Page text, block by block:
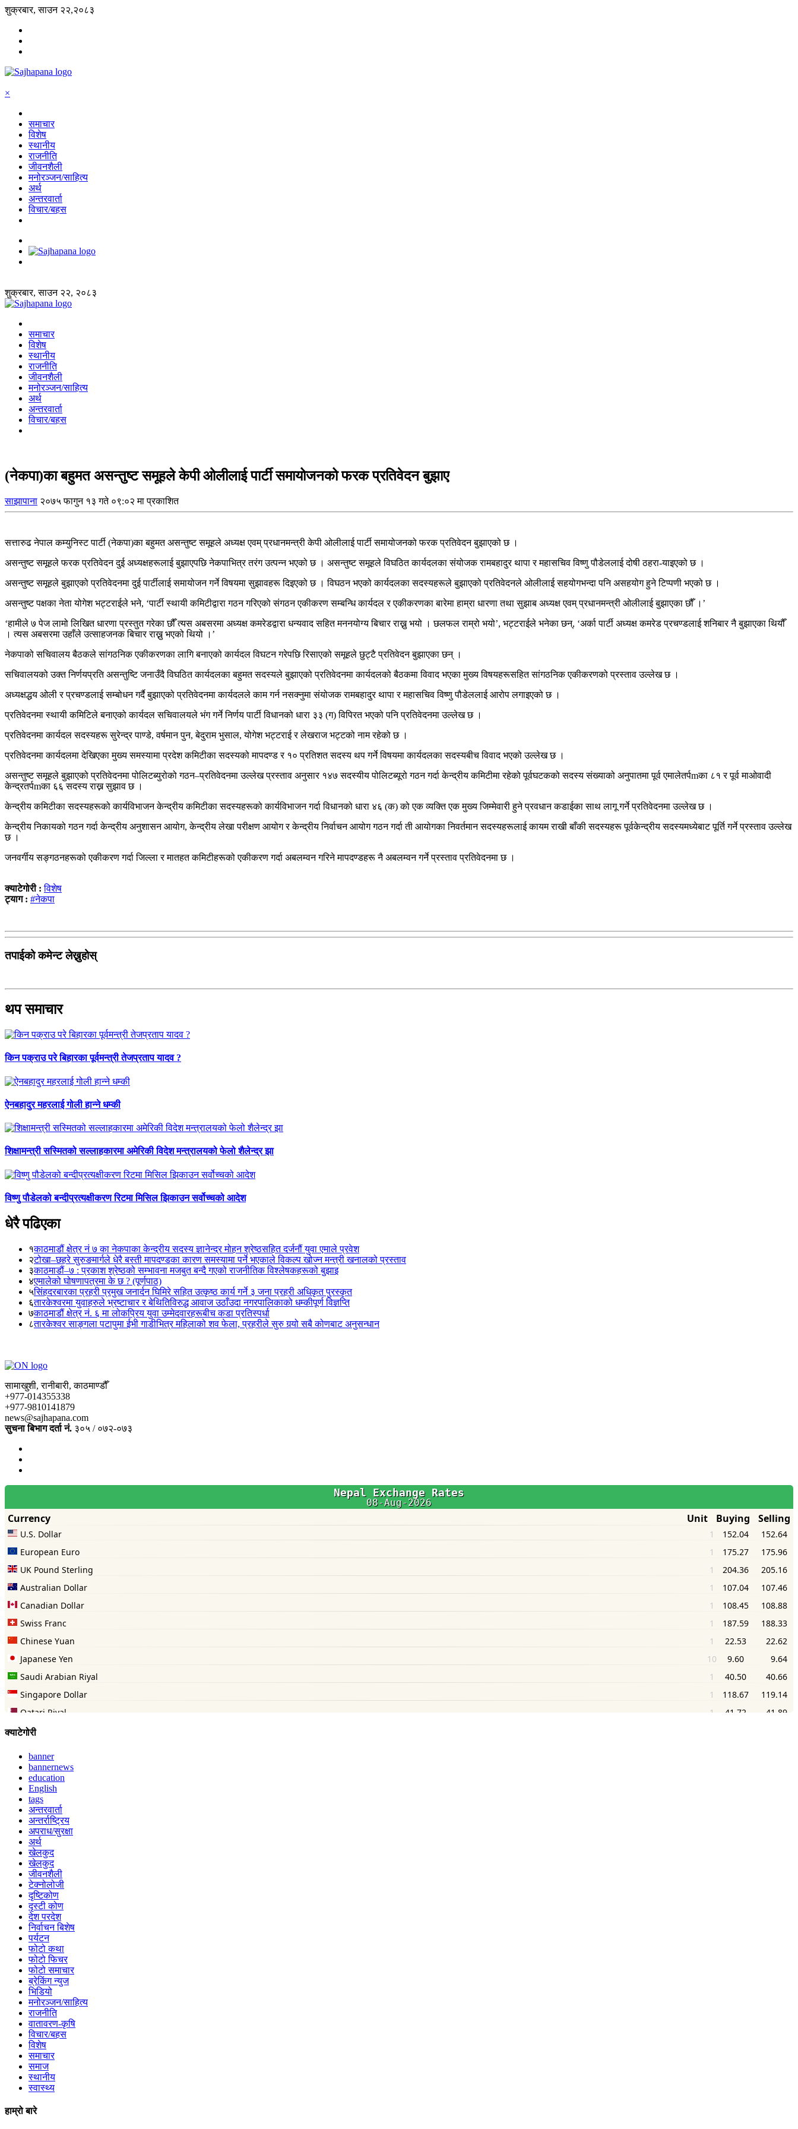
शुक्रबार, साउन २२,२०८३
×
समाचार
विशेष
स्थानीय
राजनीति
जीवनशैली
मनोरञ्जन/साहित्य
अर्थ
अन्तरवार्ता
विचार/बहस
शुक्रबार, साउन २२, २०८३
समाचार
विशेष
स्थानीय
राजनीति
जीवनशैली
मनोरञ्जन/साहित्य
अर्थ
अन्तरवार्ता
विचार/बहस
(नेकपा)का बहुमत असन्तुष्ट समूहले केपी ओलीलाई पार्टी समायोजनको फरक प्रतिवेदन बुझाए
साझापाना २०७५ फागुन १३ गते ०९:०२ मा प्रकाशित
सत्तारुढ नेपाल कम्युनिस्ट पार्टी (नेकपा)का बहुमत असन्तुष्ट समूहले अध्यक्ष एवम् प्रधानमन्त्री केपी ओलीलाई पार्टी समायोजनको फरक प्रतिवेदन बुझाएको छ ।
असन्तुष्ट समूहले फरक प्रतिवेदन दुई अध्यक्षहरूलाई बुझाएपछि नेकपाभित्र तरंग उत्पन्न भएको छ । असन्तुष्ट समूहले विघठित कार्यदलका संयोजक रामबहादुर थापा र महासचिव विष्णु पौडेललाई दोषी ठहरा-याइएको छ ।
असन्तुष्ट समूहले बुझाएको प्रतिवेदनमा दुई पार्टीलाई समायोजन गर्ने विषयमा सुझावहरू दिइएको छ । विघठन भएको कार्यदलका सदस्यहरूले बुझाएको प्रतिवेदनले ओलीलाई सहयोगभन्दा पनि असहयोग हुने टिप्पणी भएको छ ।
असन्तुष्ट पक्षका नेता योगेश भट्टराईले भने, ‘पार्टी स्थायी कमिटीद्वारा गठन गरिएको संगठन एकीकरण सम्बन्धि कार्यदल र एकीकरणका बारेमा हाम्रा धारणा तथा सुझाब अध्यक्ष एवम् प्रधानमन्त्री ओलीलाई बुझाएका छौँ ।’
‘हामीले ७ पेज लामो लिखित धारणा प्रस्तुत गरेका छौँ त्यस अबसरमा अध्यक्ष कमरेडद्वारा धन्यवाद सहित मननयोग्य बिचार राख्नु भयो । छलफल राम्रो भयो’, भट्टराईले भनेका छन्, ‘अर्का पार्टी अध्यक्ष कमरेड प्रचण्डलाई शनिबार नै बुझाएका थियौँ
। त्यस अबसरमा उहाँले उत्साहजनक बिचार राख्नु भएको थियो ।’
नेकपाको सचिवालय बैठकले सांगठनिक एकीकरणका लागि बनाएको कार्यदल विघटन गरेपछि रिसाएको समूहले छुट्टै प्रतिवेदन बुझाएका छन् ।
सचिवालयको उक्त निर्णयप्रति असन्तुष्टि जनाउँदै विघठित कार्यदलका बहुमत सदस्यले बुझाएको प्रतिवेदनमा कार्यदलको बैठकमा विवाद भएका मुख्य विषयहरूसहित सांगठनिक एकीकरणको प्रस्ताव उल्लेख छ ।
अध्यक्षद्धय ओली र प्रचण्डलाई सम्बोधन गर्दै बुझाएको प्रतिवेदनमा कार्यदलले काम गर्न नसक्नुमा संयोजक रामबहादुर थापा र महासचिव विष्णु पौडेललाई आरोप लगाइएको छ ।
प्रतिवेदनमा स्थायी कमिटिले बनाएको कार्यदल सचिवालयले भंग गर्ने निर्णय पार्टी विधानको धारा ३३ (ग) विपिरत भएको पनि प्रतिवेदनमा उल्लेख छ ।
प्रतिवेदनमा कार्यदल सदस्यहरू सुरेन्द्र पाण्डे, वर्षमान पुन, बेदुराम भुसाल, योगेश भट्टराई र लेखराज भट्टको नाम रहेको छ ।
प्रतिवेदनमा कार्यदलमा देखिएका मुख्य समस्यामा प्रदेश कमिटीका सदस्यको मापदण्ड र १० प्रतिशत सदस्य थप गर्ने विषयमा कार्यदलका सदस्यबीच विवाद भएको उल्लेख छ ।
असन्तुष्ट समूहले बुझाएको प्रतिवेदनमा पोलिटब्युरोको गठन–प्रतिवेदनमा उल्लेख प्रस्ताव अनुसार १४७ सदस्यीय पोलिटब्यूरो गठन गर्दा केन्द्रीय कमिटीमा रहेको पूर्वघटकको सदस्य संख्याको अनुपातमा पूर्व एमालेतर्पmका ८१ र पूर्व माओवादी
केन्द्रतर्पmका ६६ सदस्य राख्न सुझाव छ ।
केन्द्रीय कमिटीका सदस्यहरूको कार्यविभाजन केन्द्रीय कमिटीका सदस्यहरूको कार्यविभाजन गर्दा विधानको धारा ४६ (क) को एक व्यक्ति एक मुख्य जिम्मेवारी हुने प्रवधान कडाईका साथ लागू गर्ने प्रतिवेदनमा उल्लेख छ ।
केन्द्रीय निकायको गठन गर्दा केन्द्रीय अनुशासन आयोग, केन्द्रीय लेखा परीक्षण आयोग र केन्द्रीय निर्वाचन आयोग गठन गर्दा ती आयोगका निवर्तमान सदस्यहरूलाई कायम राखी बाँकी सदस्यहरू पूर्वकेन्द्रीय सदस्यमध्येबाट पूर्ति गर्ने प्रस्ताव उल्लेख
छ ।
जनवर्गीय सङ्गठनहरूको एकीकरण गर्दा जिल्ला र मातहत कमिटीहरूको एकीकरण गर्दा अबलम्वन गरिने मापदण्डहरू नै अबलम्वन गर्ने प्रस्ताव प्रतिवेदनमा छ ।
क्याटेगोरी :विशेष
ट्याग : #नेकपा
तपाईको कमेन्ट लेख्नुहोस्
थप समाचार
किन पक्राउ परे बिहारका पूर्वमन्त्री तेजप्रताप यादव ?
ऐनबहादुर महरलाई गोली हान्ने धम्की
शिक्षामन्त्री सस्मितको सल्लाहकारमा अमेरिकी विदेश मन्त्रालयको फेलो शैलेन्द्र झा
विष्णु पौडेलको बन्दीप्रत्यक्षीकरण रिटमा मिसिल झिकाउन सर्वोच्चको आदेश
धेरै पढिएका
१काठमाडौं क्षेत्र नं ७ का नेकपाका केन्द्रीय सदस्य ज्ञानेन्द्र मोहन श्रेष्ठसहित दर्जनौं युवा एमाले प्रवेश
२टोखा–छहरे सुरुङमार्गले धेरै बस्ती मापदण्डका कारण समस्यामा पर्ने भएकाले विकल्प खोज्न मन्त्री खनालको प्रस्ताव
३काठमाडौं–७ : प्रकाश श्रेष्ठको सम्भावना मजबुत बन्दै गएको राजनीतिक विश्लेषकहरूको बुझाइ
४एमालेको घोषणापत्रमा के छ ? (पूर्णपाठ)
५सिंहदरबारका प्रहरी प्रमुख जनार्दन घिमिरे सहित उत्कृष्ठ कार्य गर्ने ३ जना प्रहरी अधिकृत पुरस्कृत
६तारकेश्वरमा युवाहरुले भ्रष्टाचार र बेथितिविरुद्ध आवाज उठाँउदा नगरपालिकाको धम्कीपूर्ण विज्ञप्ति
७काठमाडौं क्षेत्र नं. ६ मा लोकप्रिय युवा उम्मेदवारहरूबीच कडा प्रतिस्पर्धा
८तारकेश्वर साङ्गला पटापुमा ईभी गाडीभित्र महिलाको शव फेला, प्रहरीले सुरु गर्‍यो सबै कोणबाट अनुसन्धान
सामाखुशी, रानीबारी, काठमाण्डौँ
+977-014355338
+977-9810141879
news@sajhapana.com
सुचना बिभाग दर्ता नं. ३०५ / ०७२-०७३
क्याटेगोरी
banner
bannernews
education
English
tags
अन्तरवार्ता
अन्तर्राष्ट्रिय
अपराध/सुरक्षा
अर्थ
खेलकुद
खेलकुद
जीवनशैली
टेक्नोलोजी
दृष्टिकोण
दृस्टी कोण
देश परदेश
निर्वाचन बिशेष
पर्यटन
फोटो कथा
फोटो फिचर
फोटो समाचार
ब्रेकिंग न्युज
भिडियो
मनोरञ्जन/साहित्य
राजनीति
वातावरण-कृषि
विचार/बहस
विशेष
समाचार
समाज
स्थानीय
स्वास्थ्य
हाम्रो बारे